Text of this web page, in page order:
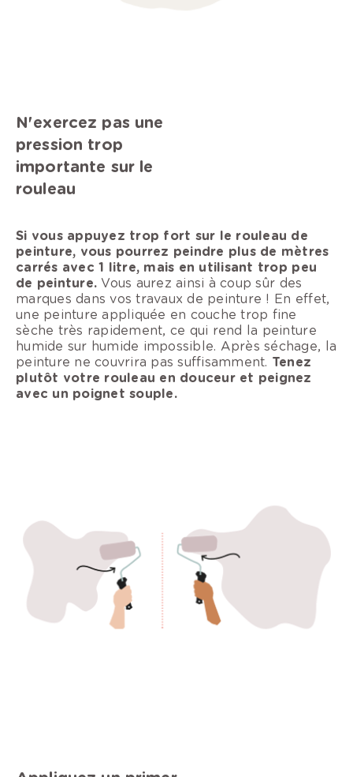
N'exercez pas une
pression trop
importante sur le
rouleau
Si vous appuyez trop fort sur le rouleau de
peinture, vous pourrez peindre plus de mètres
carrés avec 1 litre, mais en utilisant trop peu
de peinture. Vous aurez ainsi à coup sûr des
marques dans vos travaux de peinture ! En effet,
une peinture appliquée en couche trop fine
sèche très rapidement, ce qui rend la peinture
humide sur humide impossible. Après séchage, la
peinture ne couvrira pas suffisamment. Tenez
plutôt votre rouleau en douceur et peignez
avec un poignet souple.